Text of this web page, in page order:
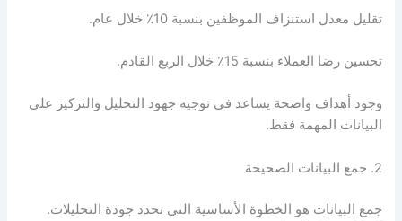
تقليل معدل استنزاف الموظفين بنسبة 10٪ خلال عام.
تحسين رضا العملاء بنسبة 15٪ خلال الربع القادم.
وجود أهداف واضحة يساعد في توجيه جهود التحليل والتركيز على
البيانات المهمة فقط.
2. جمع البيانات الصحيحة
جمع البيانات هو الخطوة الأساسية التي تحدد جودة التحليلات.